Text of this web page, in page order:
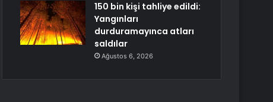
150 bin kişi tahliye edildi:
Yangınları
durduramayınca atları
saldılar
Ağustos 6, 2026